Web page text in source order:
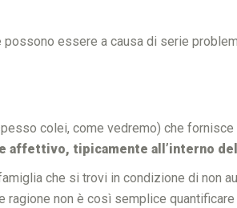
essere a causa di serie
colei, come vedremo) che fornisce
affettivo, tipicamente all’interno
che si trovi in condizione di non
non è così semplice